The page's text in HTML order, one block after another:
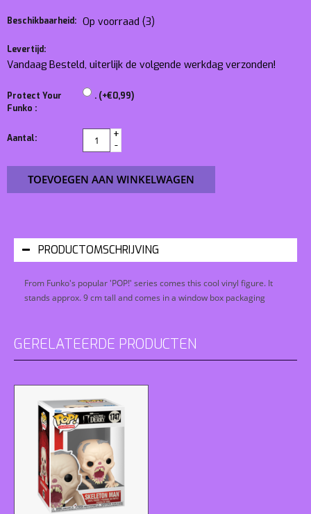
Beschikbaarheid: Op voorraad (3)
Levertijd:
Vandaag Besteld, uiterlijk de volgende werkdag verzonden!
Protect Your
Funko :
. (+€0,99)
Aantal:
+
-
TOEVOEGEN AAN WINKELWAGEN
PRODUCTOMSCHRIJVING
From Funko's popular 'POP!' series comes this cool vinyl figure. It
stands approx. 9 cm tall and comes in a window box packaging
GERELATEERDE PRODUCTEN